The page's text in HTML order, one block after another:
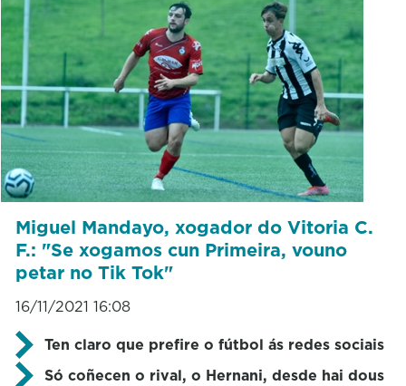
Miguel Mandayo, xogador do Vitoria C.
F.: "Se xogamos cun Primeira, vouno
petar no Tik Tok"
16/11/2021 16:08
Ten claro que prefire o fútbol ás redes sociais
Só coñecen o rival, o Hernani, desde hai dous